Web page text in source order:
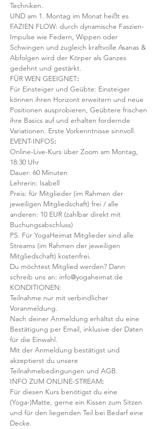
Techniken.
UND am 1. Montag im Monat heißt es
FAZIEN FLOW: durch dynamische Faszien-
Impulse wie Federn, Wippen oder
Schwingen und zugleich kraftvolle Asanas &
Abfolgen wird der Körper als Ganzes
gedehnt und gestärkt.
FÜR WEN GEEIGNET:
Für Einsteiger und Geübte: Einsteiger
können ihren Horizont erweitern und neue
Positionen ausprobieren, Geübtere frischen
ihre Basics auf und erhalten fordernde
Variationen. Erste Vorkenntnisse sinnvoll.
EVENT-INFOS:
Online-Live-Kurs über Zoom am Montag,
18:30 Uhr
Dauer: 60 Minuten
Lehrerin: Isabell
Preis: für Mitglieder (im Rahmen der
jeweiligen Mitgliedschaft) frei / alle
anderen: 10 EUR (zahlbar direkt mit
Buchungsabschluss)
PS. Für YogaHeimat Mitglieder sind alle
Streams (im Rahmen der jeweiligen
Mitgliedschaft) kostenfrei.
Du möchtest Mitglied werden? Dann
schreib uns an: info@yogaheimat.de
KONDITIONEN:
Teilnahme nur mit verbindlicher
Voranmeldung.
Nach deiner Anmeldung erhältst du eine
Bestätigung per Email, inklusive der Daten
für die Einwahl.
Mit der Anmeldung bestätigst und
akzeptierst du unsere
Teilnahmebedingungen und AGB.
INFO ZUM ONLINE-STREAM:
Für diesen Kurs benötigst du eine
(Yoga-)Matte, gerne ein Kissen zum Sitzen
und für den liegenden Teil bei Bedarf eine
Decke.